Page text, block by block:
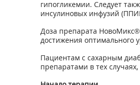
гипогликемии. Следует
инсулиновых инфузий
Доза препарата
достижения оптимального
Пациентам с сахарным
препаратами в тех